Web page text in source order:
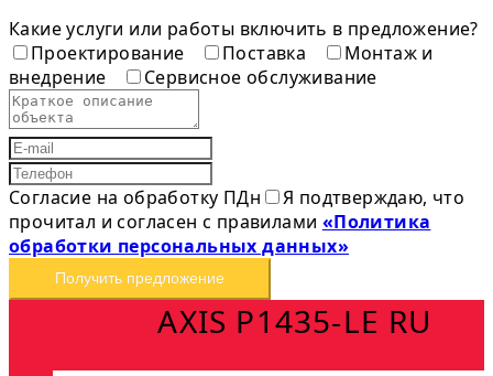
Какие услуги или работы включить в предложение?
Проектирование
Поставка
Монтаж и
внедрение
Сервисное обслуживание
Согласие на обработку ПДн
Я подтверждаю, что
прочитал и согласен с правилами «Политика
обработки персональных данных»
Получить предложение
AXIS P1435-LE RU